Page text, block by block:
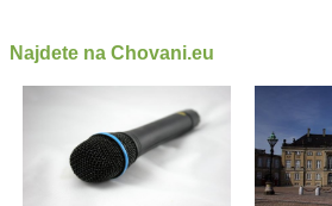
Najdete na Chovani.eu